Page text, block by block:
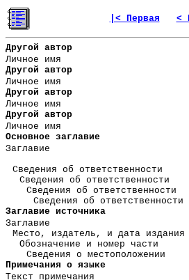
|< Первая <
Другой автор
Личное имя
Другой автор
Личное имя
Другой автор
Личное имя
Другой автор
Личное имя
Основное заглавие
Заглавие
Сведения об ответственности
Сведения об ответственности
Сведения об ответственности
Сведения об ответственности
Заглавие источника
Заглавие
Место, издатель, и дата издания
Обозначение и номер части
Сведения о местоположении
Примечания о языке
Текст примечания